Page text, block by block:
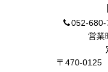
052-
営業
〒470-0125